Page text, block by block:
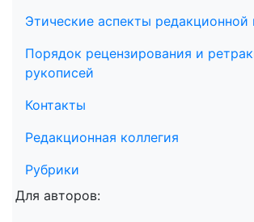
Этические аспекты редакционной
Порядок рецензирования и
рукописей
Контакты
Редакционная коллегия
Рубрики
Для авторов: